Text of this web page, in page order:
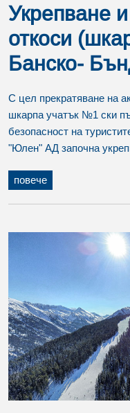
Укрепване
откоси
Банско-
С цел прекратяване на
шкарпа учатък №1 ски
безопасност на
"Юлен" АД започна
повече